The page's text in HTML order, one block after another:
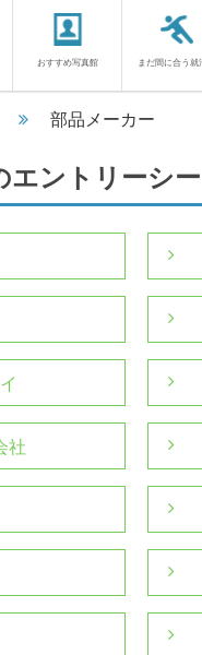
おすすめ写真館 まだ間に合う就
部品メーカー
エントリーシ
社